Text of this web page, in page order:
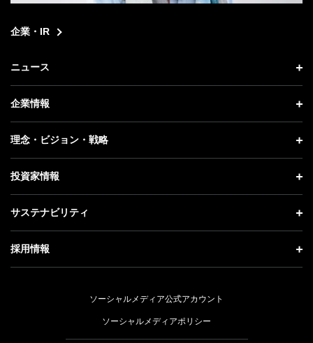
企業・IR
ニュース
ニュース トップ
プレスリリース
更新情報
記者説明会
企業情報
企業情報 トップ
社長メッセージ
事業紹介
ガバナンス
理念・ビジョン・戦略
理念・ビジョン・戦略 トップ
成長戦略「Activate AI for Society」
人材戦略
投資家情報
投資家情報 トップ
経営方針
個人投資家の皆さまへ
サステナビリティ
サステナビリティ トップ
トップメッセージ
ESG方針・体制
採用情報
キャリア採用
ソーシャルメディア公式アカウント
ソーシャルメディアポリシー